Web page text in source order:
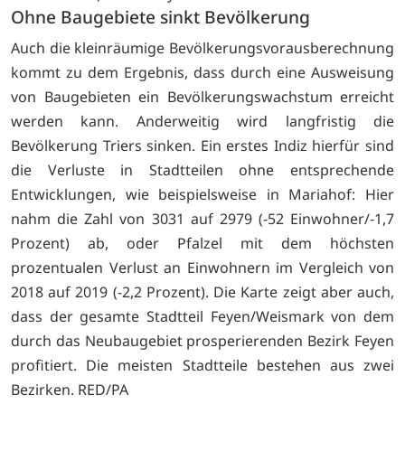
Ohne Baugebiete sinkt Bevölkerung
Auch die kleinräumige Bevölkerungsvorausberechnung
kommt zu dem Ergebnis, dass durch eine Ausweisung
von Baugebieten ein Bevölkerungswachstum erreicht
werden kann. Anderweitig wird langfristig die
Bevölkerung Triers sinken. Ein erstes Indiz hierfür sind
die Verluste in Stadtteilen ohne entsprechende
Entwicklungen, wie beispielsweise in Mariahof: Hier
nahm die Zahl von 3031 auf 2979 (-52 Einwohner/-1,7
Prozent) ab, oder Pfalzel mit dem höchsten
prozentualen Verlust an Einwohnern im Vergleich von
2018 auf 2019 (-2,2 Prozent). Die Karte zeigt aber auch,
dass der gesamte Stadtteil Feyen/Weismark von dem
durch das Neubaugebiet prosperierenden Bezirk Feyen
profitiert. Die meisten Stadtteile bestehen aus zwei
Bezirken. RED/PA